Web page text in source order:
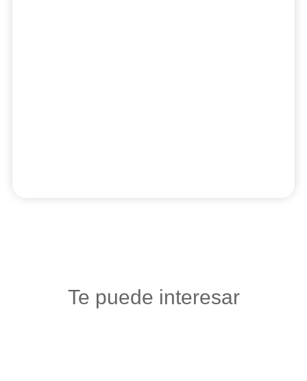
Te puede interesar